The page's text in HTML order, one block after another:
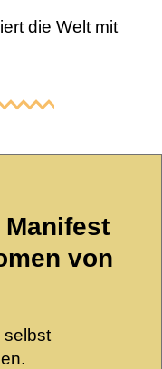
die Welt mit
von
selbst